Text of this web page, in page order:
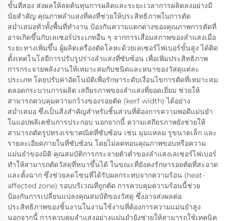
ขั้นที่สอง ส่งผลให้ลดต้นทุนการผลิตและระยะเวลาการผลิตลงอย่างมี
นัยสำคัญ คุณภาพลำแสงที่คงที่ช่วยให้ประสิทธิภาพในการตัด
สม่ำเสมอทั่วทั้งพื้นที่ทำงาน ป้องกันความแตกต่างของคุณภาพการตัดที่
อาจเกิดขึ้นกับเลเซอร์ประเภทอื่น ๆ จากการเสื่อมสภาพของลำแสงเมื่อ
ระยะทางเพิ่มขึ้น ผู้ผลิตเครื่องตัดโลหะด้วยเลเซอร์ไฟเบอร์ขั้นสูง ได้ติด
ตั้งเทคโนโลยีการปรับรูปร่างลำแสงที่ซับซ้อน เพื่อเพิ่มประสิทธิภาพ
การกระจายพลังงานให้เหมาะสมกับชนิดและหนาของวัสดุแต่ละ
ประเภท โดยปรับค่าอัตโนมัติเพื่อรักษาระดับเงื่อนไขการตัดที่เหมาะสม
ตลอดกระบวนการผลิต เสถียรภาพของลำแสงที่ยอดเยี่ยม ช่วยให้
สามารถควบคุมความกว้างของรอยตัด (kerf width) ได้อย่าง
สม่ำเสมอ ซึ่งเป็นสิ่งสำคัญสำหรับชิ้นส่วนที่ต้องการความพอดีแม่นยำ
ในแอปพลิเคชันการประกอบ นอกจากนี้ ความเสถียรภาพยังช่วยให้
สามารถตัดรูปทรงเรขาคณิตที่ซับซ้อน เช่น มุมแหลม รูขนาดเล็ก และ
รายละเอียดภายในที่ซับซ้อน โดยไม่ลดทอนคุณภาพขอบหรือความ
แม่นยำของมิติ คุณสมบัติการกระจายตัวต่ำของลำแสงเลเซอร์ไฟเบอร์
ทำให้สามารถตัดวัสดุที่หนาขึ้นได้ ในขณะที่ยังคงรักษารอยตัดที่สะอาด
และตั้งฉาก ซึ่งช่วยลดโซนที่ได้รับผลกระทบจากความร้อน (heat-
affected zone) รอบบริเวณที่ถูกตัด การควบคุมความร้อนนี้ช่วย
ป้องกันการเปลี่ยนแปลงคุณสมบัติของวัสดุ ซึ่งอาจส่งผลต่อ
ประสิทธิภาพของชิ้นงานในงานใช้งานที่ต้องการความแม่นยำสูง
นอกจากนี้ การควบคุมลำแสงอย่างแม่นยำยังช่วยให้สามารถใช้เทคนิค